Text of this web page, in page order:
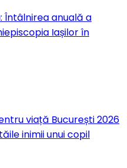
Întâlnirea anuală a
Iașilor în
viață București 2026
inimii unui copil